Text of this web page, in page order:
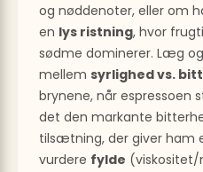
og nødde­noter, eller om
en lys ristning, hvor
sødme dominerer. Læg
mellem syrlighed vs.
brynene, når espressoen
det den markante
tilsætning, der giver ham
vurdere fylde